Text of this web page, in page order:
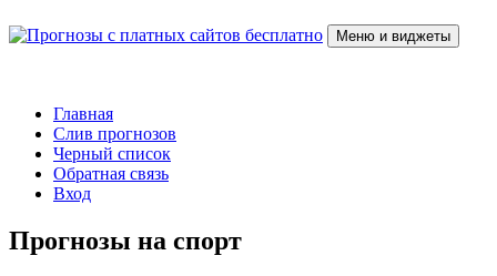
к
Меню и виджеты
Главная
Слив прогнозов
Черный список
Обратная связь
Вход
Прогнозы на спорт